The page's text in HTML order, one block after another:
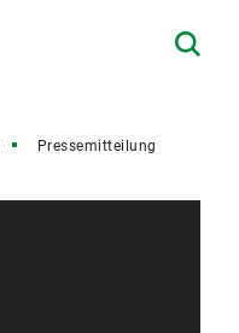
Pressemitteilung